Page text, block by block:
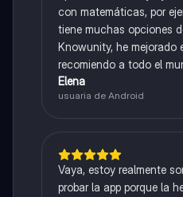
con matemáticas, por
tiene muchas opciones
Knowunity, he mejorado
recomiendo a todo el
Elena
usuaria de Android
Vaya, estoy realmente
probar la app porque la